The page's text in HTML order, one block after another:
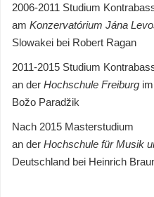
2006-2011 Studium
am Konzervatórium Jána
Slowakei bei Robert Ragan
2011-2015 Studium
an der Hochschule Freiburg
Božo Paradžik
Nach 2015 Masterstudium
an der Hochschule für Musik
Deutschland bei Heinrich